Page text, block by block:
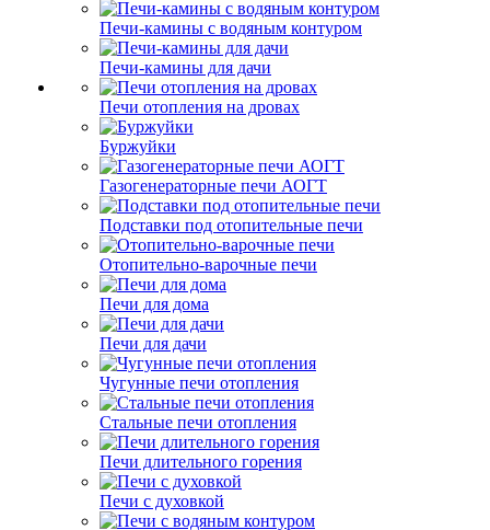
Печи-камины с водяным контуром
Печи-камины для дачи
Печи отопления на дровах
Буржуйки
Газогенераторные печи АОГТ
Подставки под отопительные печи
Отопительно-варочные печи
Печи для дома
Печи для дачи
Чугунные печи отопления
Стальные печи отопления
Печи длительного горения
Печи с духовкой